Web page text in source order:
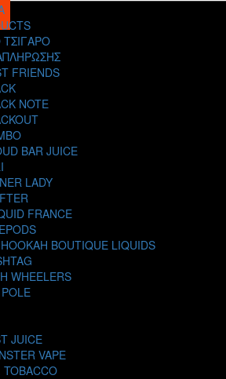
FRIENDS
NOTE
BAR JUICE
LADY
FRANCE
BOUTIQUE LIQUIDS
WHEELERS
JUICE
VAPE
TOBACCO